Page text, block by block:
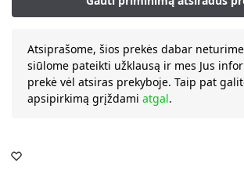
Atsiprašome, šios prekės dabar
siūlome pateikti užklausą ir mes Jus
prekė vėl atsiras prekyboje. Taip pat
apsipirkimą grįždami atgal.